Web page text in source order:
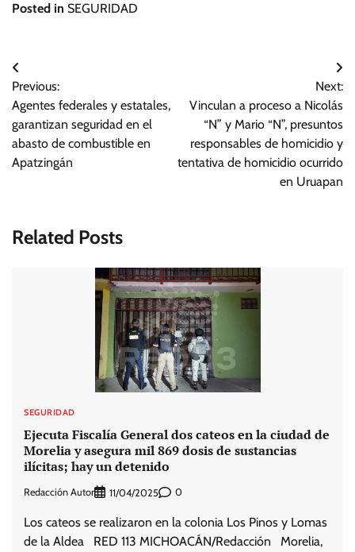
Posted in SEGURIDAD
Navegación
de
entradas
Previous:
Agentes federales y estatales,
garantizan seguridad en el
abasto de combustible en
Apatzingán
Next:
Vinculan a proceso a Nicolás
“N” y Mario “N”, presuntos
responsables de homicidio y
tentativa de homicidio ocurrido
en Uruapan
Related Posts
SEGURIDAD
Ejecuta Fiscalía General dos cateos en la ciudad de
Morelia y asegura mil 869 dosis de sustancias
ilícitas; hay un detenido
Redacción Autor 11/04/2025 0
Los cateos se realizaron en la colonia Los Pinos y Lomas
de la Aldea RED 113 MICHOACÁN/Redacción Morelia,